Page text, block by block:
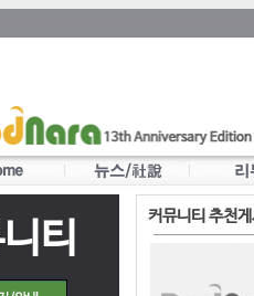
티 커뮤니티 추천